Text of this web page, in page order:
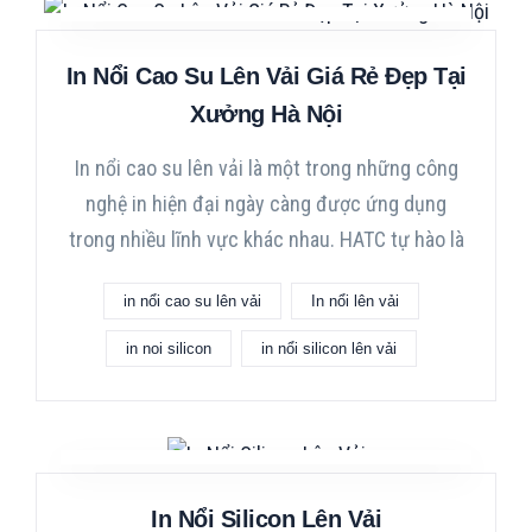
In Nổi Cao Su Lên Vải Giá Rẻ Đẹp Tại
Xưởng Hà Nội
In nổi cao su lên vải là một trong những công
nghệ in hiện đại ngày càng được ứng dụng
trong nhiều lĩnh vực khác nhau. HATC tự hào là
in nổi cao su lên vải In nổi lên vải
in noi silicon in nổi silicon lên vải
In Nổi Silicon Lên Vải